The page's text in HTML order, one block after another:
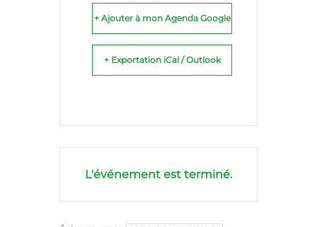
+ Ajouter à mon Agenda Google
+ Exportation iCal / Outlook
L'événement est terminé.